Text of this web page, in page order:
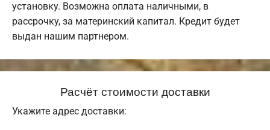
установку. Возможна оплата наличными, в
рассрочку, за материнский капитал. Кредит будет
выдан нашим партнером.
Расчёт стоимости доставки
Укажите адрес доставки: